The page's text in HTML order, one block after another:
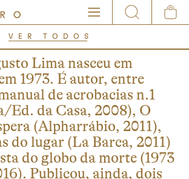
VER TODOS
Lima nasceu em
1973. É autor, entre
de acrobacias n.1
Ed. da Casa, 2008), O
(Alpharrábio, 2011),
do lugar (La Barca, 2011)
do globo da morte (1973
Publicou, ainda, dois